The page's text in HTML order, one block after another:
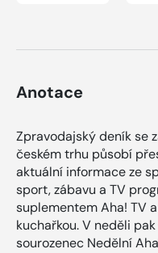
Anotace
Zpravodajský deník se
českém trhu působí
aktuální informace ze
sport, zábavu a TV
suplementem Aha! TV
kuchařkou. V neděli
sourozenec Nedělní